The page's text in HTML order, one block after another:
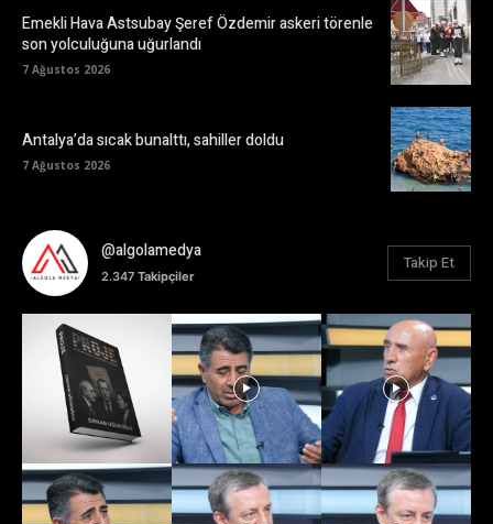
Emekli Hava Astsubay Şeref Özdemir askeri törenle
son yolculuğuna uğurlandı
7 Ağustos 2026
Antalya’da sıcak bunalttı, sahiller doldu
7 Ağustos 2026
@algolamedya
2.347 Takipçiler
Takip Et